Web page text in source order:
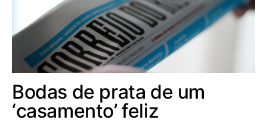
Bodas de prata de um
‘casamento’ feliz